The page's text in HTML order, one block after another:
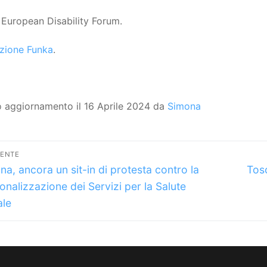
Disability Forum.
Funka.
aggiornamento il 16 Aprile 2024 da Simona
ancora un sit-in di protesta contro la
dei Servizi per la Salute